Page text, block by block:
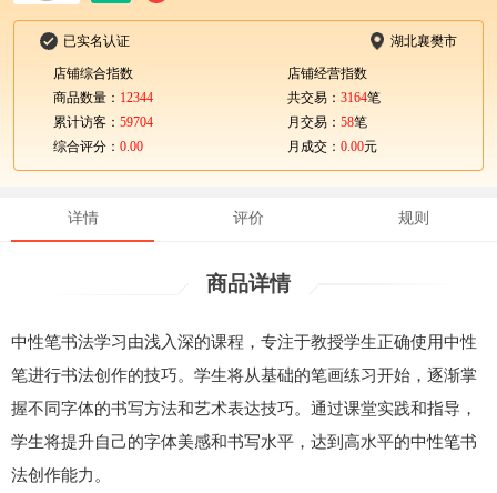
已实名认证 湖北襄樊市
店铺综合指数
商品数量： 12344
累计访客： 59704
综合评分： 0.00
店铺经营指数
共交易： 3164笔
月交易： 58笔
月成交： 0.00元
详情 评价 规则
商品详情
中性笔书法学习由浅入深的课程，专注于教授学生正确使用中性
笔进行书法创作的技巧。学生将从基础的笔画练习开始，逐渐掌
握不同字体的书写方法和艺术表达技巧。通过课堂实践和指导，
学生将提升自己的字体美感和书写水平，达到高水平的中性笔书
法创作能力。